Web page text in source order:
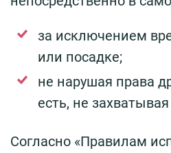
за исключением
или посадке;
не нарушая права
есть, не
Согласно «Правилам